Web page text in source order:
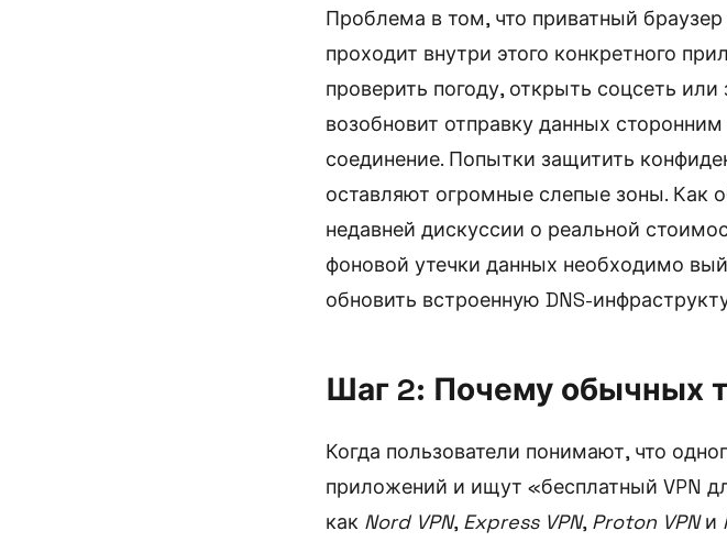
Проблема в том, что приватный
проходит внутри этого конкретного
проверить погоду, открыть соцсеть
возобновит отправку данных
соединение. Попытки защитить
оставляют огромные слепые зоны. Как
недавней дискуссии о реальной
фоновой утечки данных необходимо
обновить встроенную DNS-
Шаг 2: Почему обычных
Когда пользователи понимают, что
приложений и ищут «бесплатный VPN
как Nord VPN, Express VPN, Proton VPNи